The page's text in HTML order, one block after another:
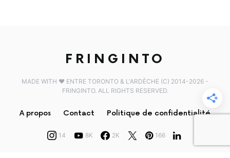
FRINGINTO
MADE WITH ♥️ ENTRE TORONTO & L'ARDÈCHE (C) 2014-2026 -
FRINGINTO. ALL RIGHTS RESERVED.
A propos Contact Politique de confidentialité
14 8K 2K 166